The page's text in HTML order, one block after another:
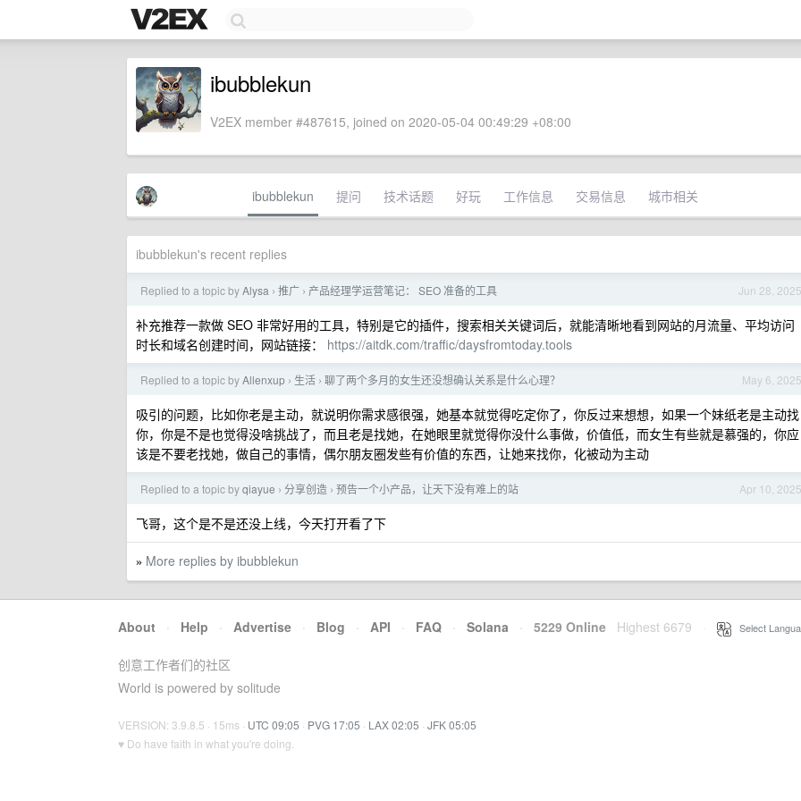
ibubblekun
V2EX member #487615, joined on 2020-05-04 00:49:29 +08:00
ibubblekun 提问 技术话题 好玩 工作信息 交易信息 城市相关
ibubblekun's recent replies
Jun 28, 2025
Replied to a topic byAlysa › 推广 › 产品经理学运营笔记： SEO 准备的工具
补充推荐一款做 SEO 非常好用的工具，特别是它的插件，搜索相关关键词后，就能清晰地看到网站的月流量、平均访问
时长和域名创建时间，网站链接： https://aitdk.com/traffic/daysfromtoday.tools
May 6, 2025
Replied to a topic byAllenxup › 生活 › 聊了两个多月的女生还没想确认关系是什么心理？
吸引的问题，比如你老是主动，就说明你需求感很强，她基本就觉得吃定你了，你反过来想想，如果一个妹纸老是主动找
你，你是不是也觉得没啥挑战了，而且老是找她，在她眼里就觉得你没什么事做，价值低，而女生有些就是慕强的，你应
该是不要老找她，做自己的事情，偶尔朋友圈发些有价值的东西，让她来找你，化被动为主动
Apr 10, 2025
Replied to a topic byqiayue › 分享创造 › 预告一个小产品，让天下没有难上的站
飞哥，这个是不是还没上线，今天打开看了下
» More replies by ibubblekun
About · Help · Advertise · Blog · API · FAQ · Solana · 5229 Online Highest 6679 Select
创意工作者们的社区
World is powered by solitude
VERSION: 3.9.8.5 · 15ms · UTC 09:05 · PVG 17:05 · LAX 02:05 · JFK 05:05
♥ Do have faith in what you're doing.